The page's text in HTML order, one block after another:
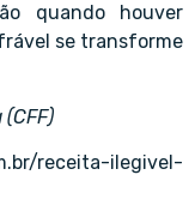
quando houver
se transforme
receita-ilegivel-